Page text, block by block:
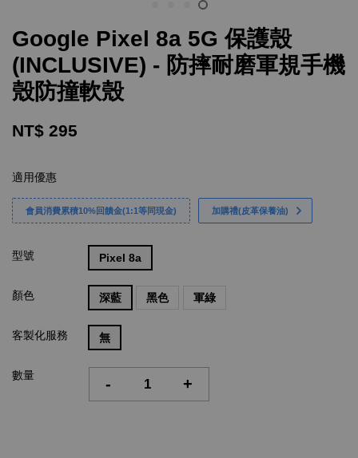
Google Pixel 8a 5G 保護殼
(INCLUSIVE) - 防摔耐磨軍規手機
殼防撞軟殼
NT$ 295
適用優惠
會員消費累積10%回饋金(1:1等同現金) 加購禮(皮革保養油)
型號 Pixel 8a
顏色 深藍 黑色 軍綠
客製化服務 無
數量 - +